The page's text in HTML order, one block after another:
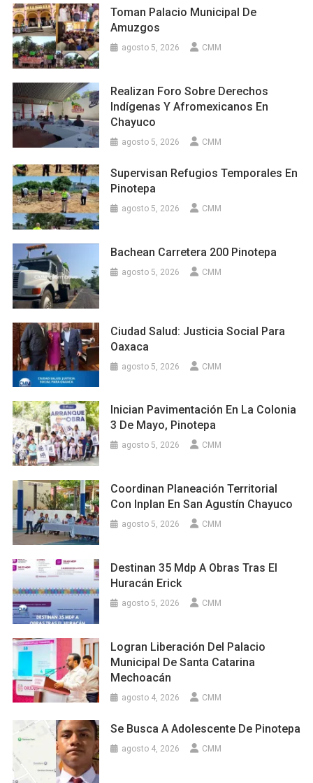
Toman Palacio Municipal De
Amuzgos
agosto 5, 2026 CMM
Realizan Foro Sobre Derechos
Indígenas Y Afromexicanos En
Chayuco
agosto 5, 2026 CMM
Supervisan Refugios Temporales En
Pinotepa
agosto 5, 2026 CMM
Bachean Carretera 200 Pinotepa
agosto 5, 2026 CMM
Ciudad Salud: Justicia Social Para
Oaxaca
agosto 5, 2026 CMM
Inician Pavimentación En La Colonia
3 De Mayo, Pinotepa
agosto 5, 2026 CMM
Coordinan Planeación Territorial
Con Inplan En San Agustín Chayuco
agosto 5, 2026 CMM
Destinan 35 Mdp A Obras Tras El
Huracán Erick
agosto 5, 2026 CMM
Logran Liberación Del Palacio
Municipal De Santa Catarina
Mechoacán
agosto 4, 2026 CMM
Se Busca A Adolescente De Pinotepa
agosto 4, 2026 CMM